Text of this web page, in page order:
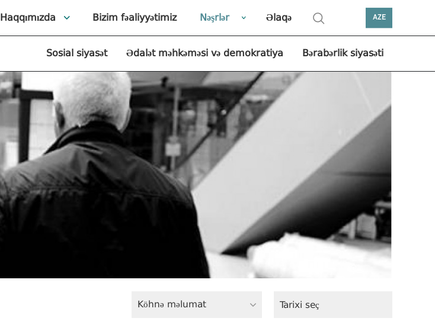
Haqqımızda Bizim fəaliyyətimiz Nəşrlər Əlaqə AZE
Sosial siyasət Ədalət məhkəməsi və demokratiya Bərabərlik siyasəti
Köhnə məlumat